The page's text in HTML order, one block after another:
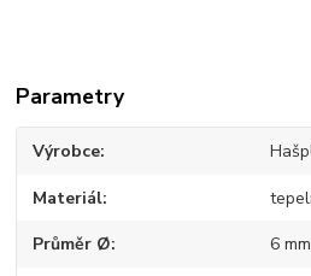
Parametry
Výrobce
Materiál
Průměr Ø 6 mm